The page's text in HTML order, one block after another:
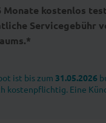
kostenlos
Servicegebühr
ist bis zum 31.05.2026
kostenpflichtig. Eine